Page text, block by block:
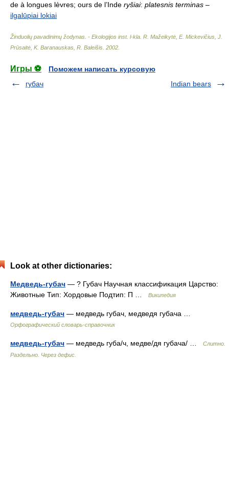
de à longues lèvres; ours de l’Inde ryšiai: platesnis terminas –
ilgalūpiai lokiai
Žinduolių pavadinimų žodynas. - Ekologijos inst. l-kla R. Mažeikytė, E. Mickevičius, J.
Prūsaitė, K. Baranauskas, R. Baleišis 2002
Игры ⚽
Поможем написать курсовую
губач
Indian bears
Look at other dictionaries:
Медведь-губач — ? Губач Научная классификация Царство:
Животные Тип: Хордовые Подтип: П …
Википедия
медведь-губач — медведь губач, медведя губача …
Орфографический словарь-справочник
медведь-губач — медведь губа/ч, медве/дя губача/ …
Слитно.
Раздельно. Через дефис.